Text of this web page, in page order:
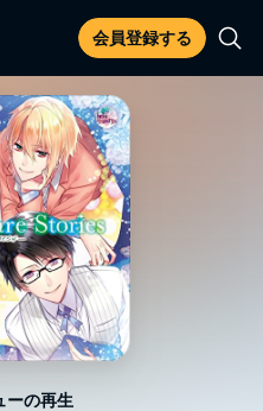
会員登録する
ーの再生